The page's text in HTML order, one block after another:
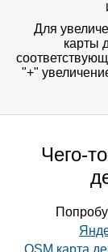
Для
карты
"+"
Чего-